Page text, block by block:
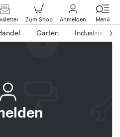
Zum Shop Anmelden Menü
Garten Industrie